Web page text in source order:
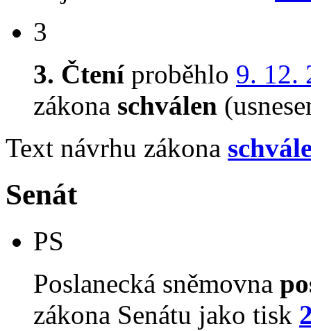
3
3. Čteníproběhlo 9. 12.
zákona schválen
Text návrhu zákona
Senát
PS
Poslanecká sněmovna
zákona Senátu jako tisk